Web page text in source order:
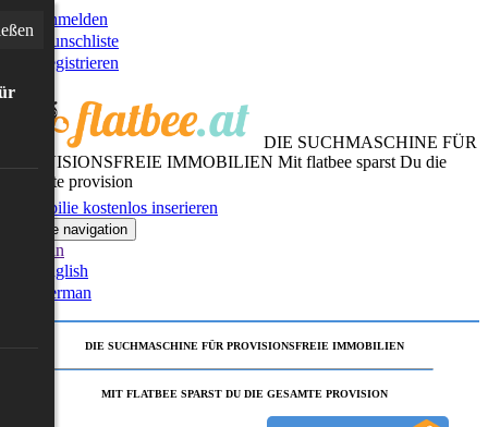
Anmelden
Wunschliste
Registrieren
DIE SUCHMASCHINE FÜR
PROVISIONSFREIE IMMOBILIEN Mit flatbee sparst Du die
gesamte provision
Immobilie kostenlos inserieren
Toggle navigation
German
English
German
DIE SUCHMASCHINE FÜR PROVISIONSFREIE IMMOBILIEN
MIT FLATBEE SPARST DU DIE GESAMTE PROVISION